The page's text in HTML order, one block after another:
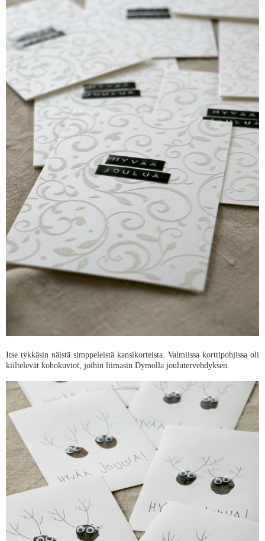
Itse tykkäsin näistä simppeleistä kansikorteista. Valmiissa korttipohjissa oli
kiiltelevät kohokuviot, joihin liimasin Dymolla joulutervehdyksen.